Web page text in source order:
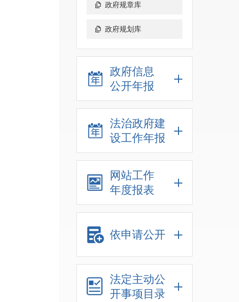
政府规章库
政府规划库
政府信息
公开年报
法治政府建
设工作年报
网站工作
年度报表
依申请公开
法定主动公
开事项目录